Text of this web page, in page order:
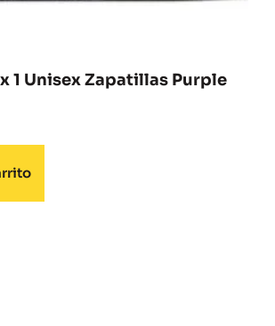
1 Unisex Zapatillas Purple